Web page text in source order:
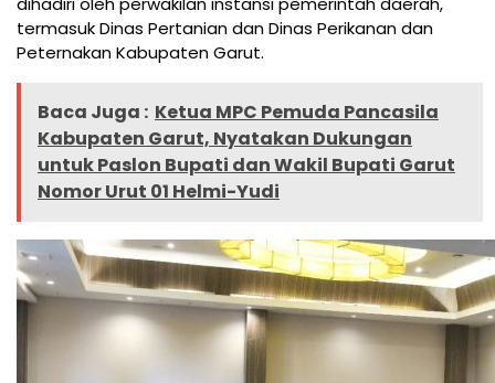
termasuk Dinas Pertanian dan Dinas Perikanan dan
Peternakan Kabupaten Garut.
Baca Juga : Ketua MPC Pemuda Pancasila
Kabupaten Garut, Nyatakan Dukungan
untuk Paslon Bupati dan Wakil Bupati Garut
Nomor Urut 01 Helmi-Yudi